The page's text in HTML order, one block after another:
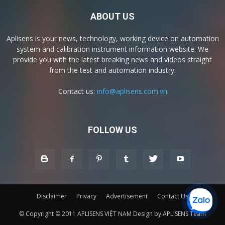
ABOUT US
Aplisens is your news, technology, working device on automation
system and calibration instrument information website. We
provide you with the latest breaking news and videos straight
from the test and automation industry.
Contact us: info@aplisens.com.vn
FOLLOW US
Disclaimer Privacy Advertisement Contact Us
© Copyright © 2011 APLISENS VIỆT NAM Design by APLISENS Team